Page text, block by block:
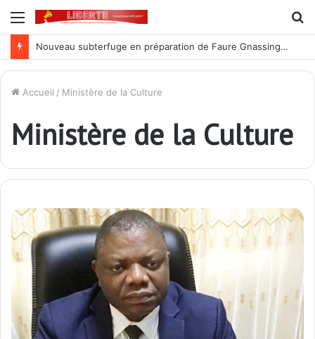
Menu
Nouveau subterfuge en préparation de Faure Gnassingbé pour ne jamais partir ; les Togolais disent non et sont vent debout
Accueil / Ministère de la Culture
Ministère de la Culture